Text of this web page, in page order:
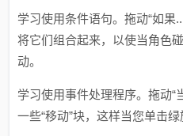
学习使用条件语句。拖动“如果
将它们组合起来，以使当角色
动。
学习使用事件处理程序。拖动“
一些“移动”块，这样当您单击